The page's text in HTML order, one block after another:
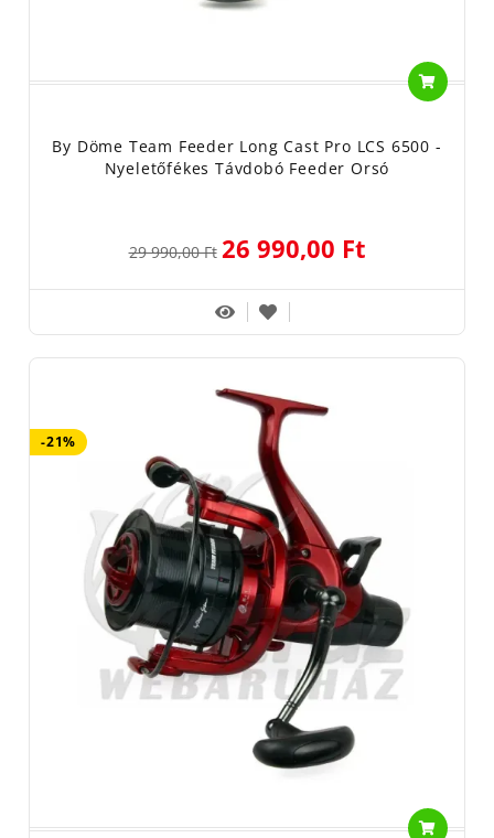
By Döme Team Feeder Long Cast Pro LCS 6500 -
Nyeletőfékes Távdobó Feeder Orsó
29 990,00 Ft 26 990,00 Ft
-21%